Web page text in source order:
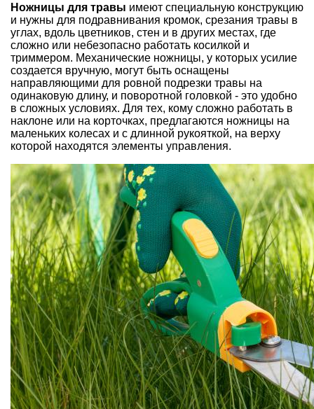
Ножницы для травы имеют специальную конструкцию
и нужны для подравнивания кромок, срезания травы в
углах, вдоль цветников, стен и в других местах, где
сложно или небезопасно работать косилкой и
триммером. Механические ножницы, у которых усилие
создается вручную, могут быть оснащены
направляющими для ровной подрезки травы на
одинаковую длину, и поворотной головкой - это удобно
в сложных условиях. Для тех, кому сложно работать в
наклоне или на корточках, предлагаются ножницы на
маленьких колесах и с длинной рукояткой, на верху
которой находятся элементы управления.